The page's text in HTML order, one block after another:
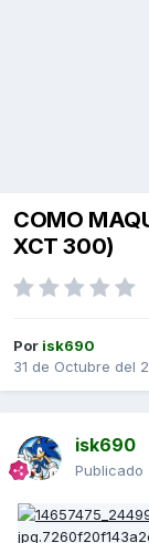
COMO
XCT 300)
Por isk690
31 de Octubre del
isk690
Publicado